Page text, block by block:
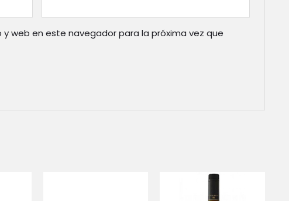
web en este navegador para la próxima vez que